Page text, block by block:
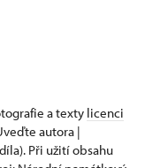
a texty licenci
autora |
Při užití obsahu